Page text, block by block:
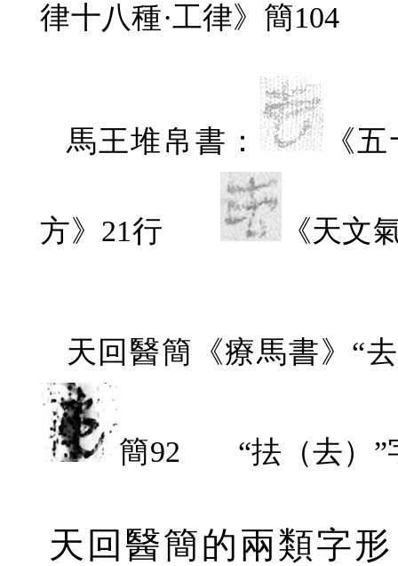
律十八種·工律》簡104
馬王堆帛書： 《
方》 21行 《天文
天回醫簡《療馬書》“
簡92 “抾（去）”
天回醫簡的兩類字